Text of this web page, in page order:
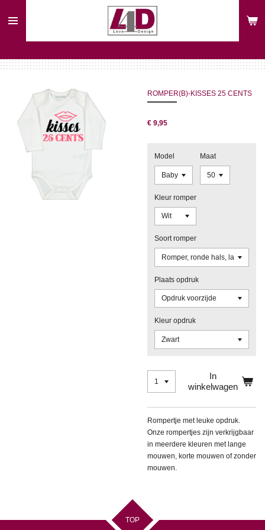
direct
hoofdinhoud
ROMPER(B)-KISSES 25 CENTS
€ 9,95
Model Maat
Kleur romper
Soort romper
Plaats opdruk
Kleur opdruk
In
winkelwagen
Rompertje met leuke opdruk.
Onze rompertjes zijn verkrijgbaar
in meerdere kleuren met lange
mouwen, korte mouwen of zonder
mouwen.
TOP